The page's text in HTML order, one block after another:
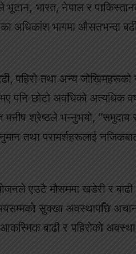
भारत, नेपाल र
अधिकांश भागमा औसतभन्दा
पहिरो तथा अन्य जोखिमहरूको
पनि छोटो अवधिको अत्यधिक
मनीष श्रेष्ठले भन्नुभयो, “समुदाय
तथा परामर्शहरूलाई
एउटै मौसममा खडेरी र
सुक्खा अवस्थापछि
बाढी र पहिरोको